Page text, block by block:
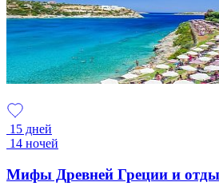
15 дней
14 ночей
Мифы Древней Греции и